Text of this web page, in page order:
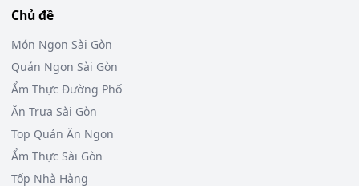
Chủ đề
Món Ngon Sài Gòn
Quán Ngon Sài Gòn
Ẩm Thực Đường Phố
Ăn Trưa Sài Gòn
Top Quán Ăn Ngon
Ẩm Thực Sài Gòn
Tốp Nhà Hàng